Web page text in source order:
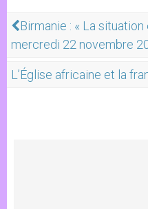
Birmanie : « La
mercredi 22 novembre
L’Église africaine et la